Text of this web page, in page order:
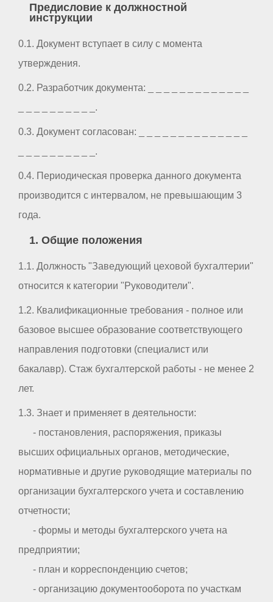
Предисловие к должностной
инструкции
0.1. Документ вступает в силу с момента
утверждения.
0.2. Разработчик документа: _ _ _ _ _ _ _ _ _ _ _ _ _
_ _ _ _ _ _ _ _ _ _.
0.3. Документ согласован: _ _ _ _ _ _ _ _ _ _ _ _ _ _
_ _ _ _ _ _ _ _ _ _.
0.4. Периодическая проверка данного документа
производится с интервалом, не превышающим 3
года.
1. Общие положения
1.1. Должность "Заведующий цеховой бухгалтерии"
относится к категории "Руководители".
1.2. Квалификационные требования - полное или
базовое высшее образование соответствующего
направления подготовки (специалист или
бакалавр). Стаж бухгалтерской работы - не менее 2
лет.
1.3. Знает и применяет в деятельности:
- постановления, распоряжения, приказы
высших официальных органов, методические,
нормативные и другие руководящие материалы по
организации бухгалтерского учета и составлению
отчетности;
- формы и методы бухгалтерского учета на
предприятии;
- план и корреспонденцию счетов;
- организацию документооборота по участкам